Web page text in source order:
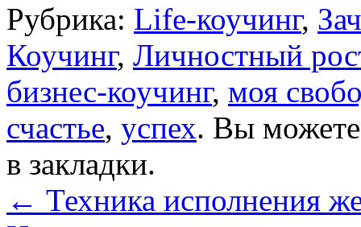
Рубрика: Life-коучинг,
Коучинг, Личностный
бизнес-коучинг, моя
счастье, успех. Вы
в закладки.
← Техника исполнения